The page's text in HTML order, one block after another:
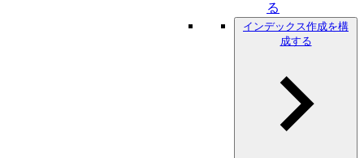
る
インデックス作成を構
成する